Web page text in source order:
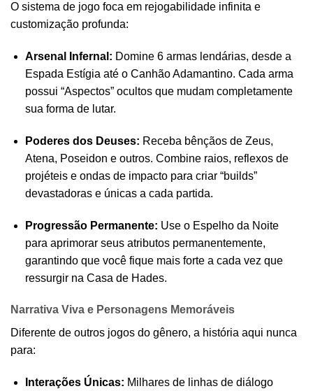
O sistema de jogo foca em rejogabilidade infinita e
customização profunda:
Arsenal Infernal: Domine 6 armas lendárias, desde a
Espada Estígia até o Canhão Adamantino. Cada arma
possui “Aspectos” ocultos que mudam completamente
sua forma de lutar.
Poderes dos Deuses: Receba bênçãos de Zeus,
Atena, Poseidon e outros. Combine raios, reflexos de
projéteis e ondas de impacto para criar “builds”
devastadoras e únicas a cada partida.
Progressão Permanente: Use o Espelho da Noite
para aprimorar seus atributos permanentemente,
garantindo que você fique mais forte a cada vez que
ressurgir na Casa de Hades.
Narrativa Viva e Personagens Memoráveis
Diferente de outros jogos do gênero, a história aqui nunca
para:
Interações Únicas: Milhares de linhas de diálogo